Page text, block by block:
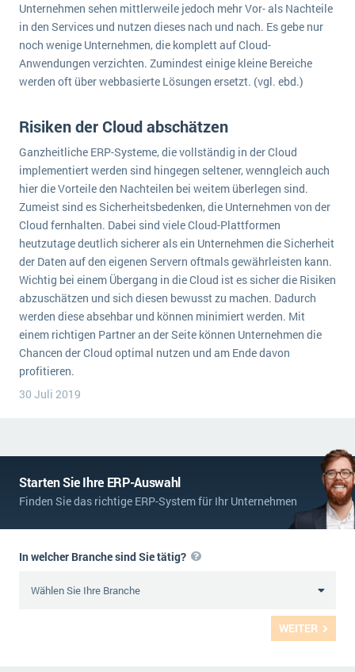
Unternehmen sehen mittlerweile jedoch mehr Vor- als Nachteile
in den Services und nutzen dieses nach und nach. Es gebe nur
noch wenige Unternehmen, die komplett auf Cloud-
Anwendungen verzichten. Zumindest einige kleine Bereiche
werden oft über webbasierte Lösungen ersetzt. (vgl. ebd.)
Risiken der Cloud abschätzen
Ganzheitliche ERP-Systeme, die vollständig in der Cloud
implementiert werden sind hingegen seltener, wenngleich auch
hier die Vorteile den Nachteilen bei weitem überlegen sind.
Zumeist sind es Sicherheitsbedenken, die Unternehmen von der
Cloud fernhalten. Dabei sind viele Cloud-Plattformen
heutzutage deutlich sicherer als ein Unternehmen die Sicherheit
der Daten auf den eigenen Servern oftmals gewährleisten kann.
Wichtig bei einem Übergang in die Cloud ist es sicher die Risiken
abzuschätzen und sich diesen bewusst zu machen. Dadurch
werden diese absehbar und können minimiert werden. Mit
einem richtigen Partner an der Seite können Unternehmen die
Chancen der Cloud optimal nutzen und am Ende davon
profitieren.
30 Juli 2019
Starten Sie Ihre ERP-Auswahl
Finden Sie das richtige ERP-System für Ihr Unternehmen
WEITER
In welcher Branche sind Sie tätig?